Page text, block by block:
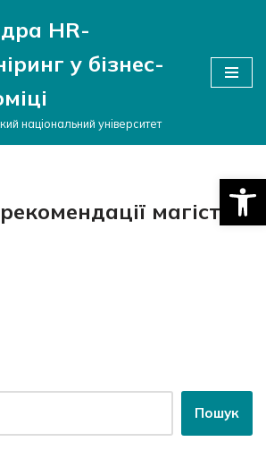
HR-
у бізнес-
національний університет
магістр
Пошук